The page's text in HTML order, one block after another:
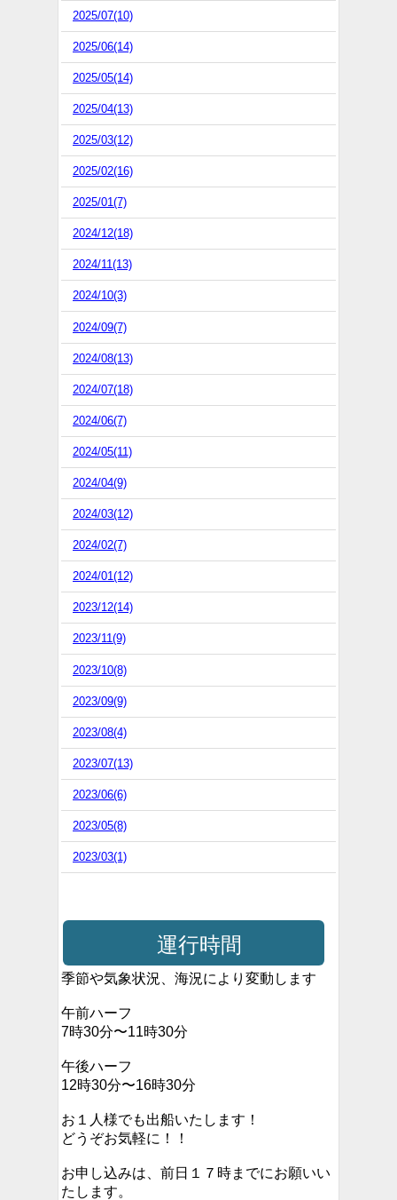
2025/07(10)
2025/06(14)
2025/05(14)
2025/04(13)
2025/03(12)
2025/02(16)
2025/01(7)
2024/12(18)
2024/11(13)
2024/10(3)
2024/09(7)
2024/08(13)
2024/07(18)
2024/06(7)
2024/05(11)
2024/04(9)
2024/03(12)
2024/02(7)
2024/01(12)
2023/12(14)
2023/11(9)
2023/10(8)
2023/09(9)
2023/08(4)
2023/07(13)
2023/06(6)
2023/05(8)
2023/03(1)
運行時間
季節や気象状況、海況により変動します
午前ハーフ
7時30分〜11時30分
午後ハーフ
12時30分〜16時30分
お１人様でも出船いたします！
どうぞお気軽に！！
お申し込みは、前日１７時までにお願いい
たします。